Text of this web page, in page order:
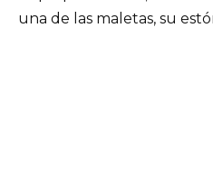
una de las maletas, su